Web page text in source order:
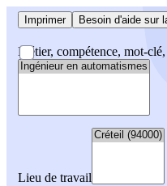
Imprimer Besoin d'aide sur
Métier, compétence, mot-
Lieu de travail